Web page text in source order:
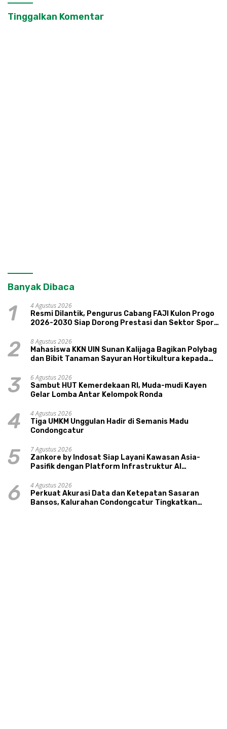
Tinggalkan Komentar
Banyak Dibaca
1
4 Agustus 2026
Resmi Dilantik, Pengurus Cabang FAJI Kulon Progo
2026-2030 Siap Dorong Prestasi dan Sektor Sport
2
8 Agustus 2026
Mahasiswa KKN UIN Sunan Kalijaga Bagikan Polybag
dan Bibit Tanaman Sayuran Hortikultura kepada
3
6 Agustus 2026
Sambut HUT Kemerdekaan RI, Muda-mudi Kayen
Gelar Lomba Antar Kelompok Ronda
4
4 Agustus 2026
Tiga UMKM Unggulan Hadir di Semanis Madu
Condongcatur
5
7 Agustus 2026
Zankore by Indosat Siap Layani Kawasan Asia-
Pasifik dengan Platform Infrastruktur AI
6
4 Agustus 2026
Perkuat Akurasi Data dan Ketepatan Sasaran
Bansos, Kalurahan Condongcatur Tingkatkan